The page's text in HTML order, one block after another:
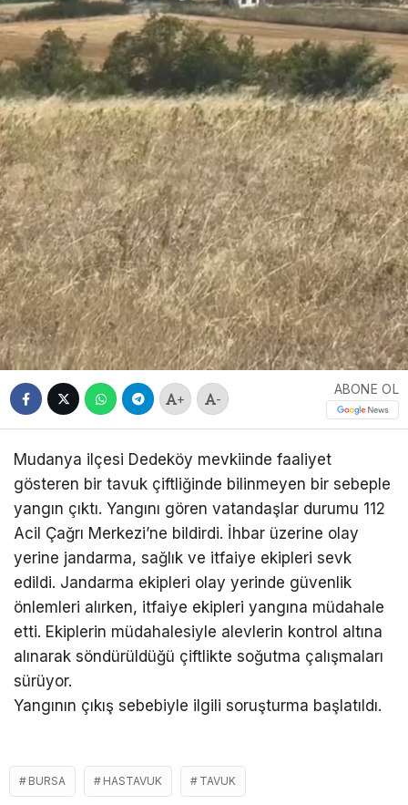
+ -
ABONE OL
Mudanya ilçesi Dedeköy mevkiinde faaliyet
gösteren bir tavuk çiftliğinde bilinmeyen bir sebeple
yangın çıktı. Yangını gören vatandaşlar durumu 112
Acil Çağrı Merkezi’ne bildirdi. İhbar üzerine olay
yerine jandarma, sağlık ve itfaiye ekipleri sevk
edildi. Jandarma ekipleri olay yerinde güvenlik
önlemleri alırken, itfaiye ekipleri yangına müdahale
etti. Ekiplerin müdahalesiyle alevlerin kontrol altına
alınarak söndürüldüğü çiftlikte soğutma çalışmaları
sürüyor.
Yangının çıkış sebebiyle ilgili soruşturma başlatıldı.
BURSA HASTAVUK TAVUK